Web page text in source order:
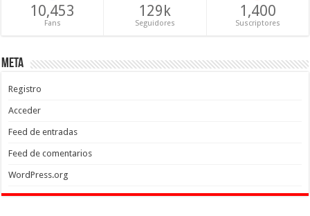
10,453
Fans
129k
Seguidores
1,400
Suscriptores
Meta
Registro
Acceder
Feed de entradas
Feed de comentarios
WordPress.org